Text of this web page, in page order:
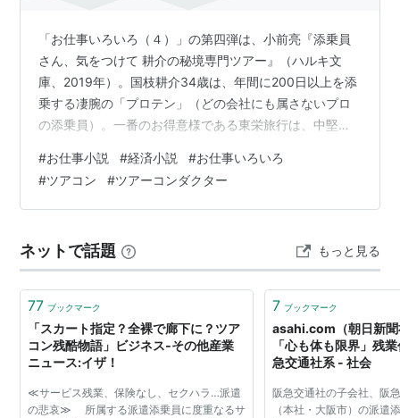
「お仕事いろいろ（４）」の第四弾は、小前亮『添乗員
さん、気をつけて 耕介の秘境専門ツアー』（ハルキ文
庫、2019年）。国枝耕介34歳は、年間に200日以上を添
乗する凄腕の「プロテン」（どの会社にも属さないプロ
の添乗員）。一番のお得意様である東栄旅行は、中堅の
る「秘境」ツアーのパイオニア的存在です。しかも、耕
介に任されるのは、問題を抱えた客に対する対応力が試
されるツアーばかりなのです。所収されている四つの話
くわかる作品に仕上げられています。 [おもしろさ] 「耕
介は、添乗員に向いている！」 ツアー…
#お仕事小説 #経済小説 #お仕事いろいろ
#ツアコン #ツアーコンダクター
ネットで話題 もっと見る
77 ブックマーク
「スカート指定？全裸で廊下に？ツア
コン残酷物語」ビジネス‐その他産業
ニュース:イザ！
≪サービス残業、保険なし、セクハラ…派遣
の悲哀≫ 所属する派遣添乗員に度重なるサ
7 ブックマーク
asahi.com（朝日新
「心も体も限界」残
急交通社系 - 社会
阪急交通社の子会社、阪
（本社・大阪市）の派遣